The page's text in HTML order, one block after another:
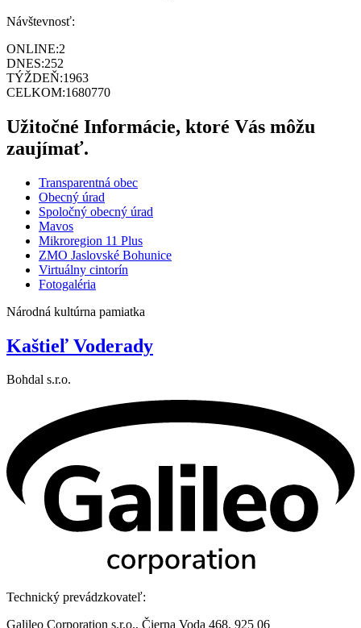
Návštevnosť:
ONLINE:2
DNES:252
TÝŽDEŇ:1963
CELKOM:1680770
Užitočné Informácie, ktoré Vás môžu
zaujímať.
Transparentná obec
Obecný úrad
Spoločný obecný úrad
Mavos
Mikroregion 11 Plus
ZMO Jaslovské Bohunice
Virtuálny cintorín
Fotogaléria
Národná kultúrna pamiatka
Kaštieľ Voderady
Bohdal s.r.o.
Technický prevádzkovateľ:
Galileo Corporation s.r.o., Čierna Voda 468, 925 06